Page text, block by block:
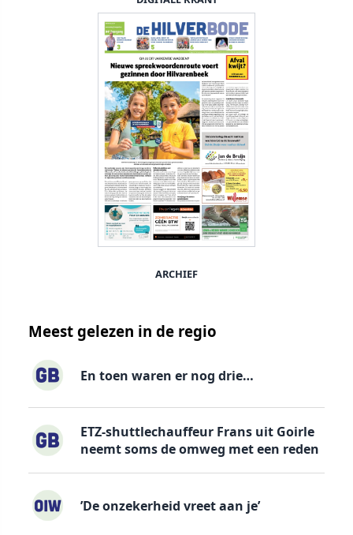
ARCHIEF
Meest gelezen in de regio
En toen waren er nog drie…
ETZ-shuttlechauffeur Frans uit Goirle
neemt soms de omweg met een reden
’De onzekerheid vreet aan je’